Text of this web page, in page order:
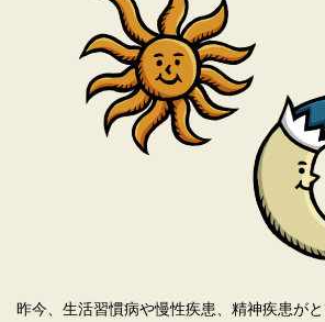
昨今、生活習慣病や慢性疾患、精神疾患がと